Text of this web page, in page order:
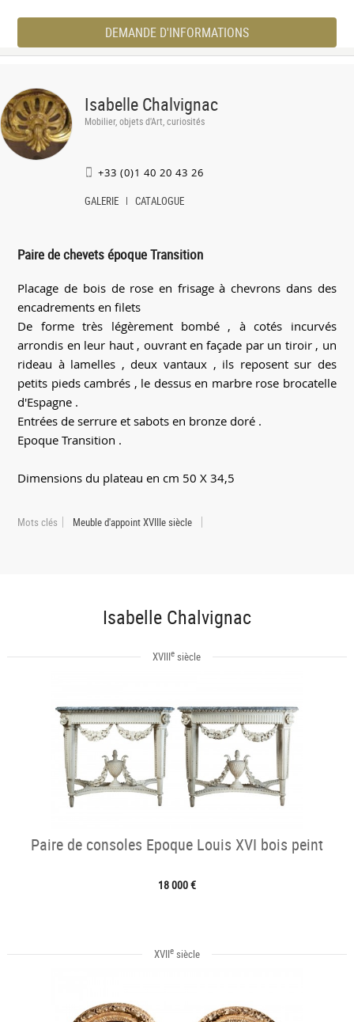
DEMANDE D'INFORMATIONS
Isabelle Chalvignac
Mobilier, objets d'Art, curiosités
+33 (0)1 40 20 43 26
GALERIE CATALOGUE
Paire de chevets époque Transition
Placage de bois de rose en frisage à chevrons dans des
encadrements en filets
De forme très légèrement bombé , à cotés incurvés
arrondis en leur haut , ouvrant en façade par un tiroir , un
rideau à lamelles , deux vantaux , ils reposent sur des
petits pieds cambrés , le dessus en marbre rose brocatelle
d'Espagne .
Entrées de serrure et sabots en bronze doré .
Epoque Transition .
Dimensions du plateau en cm 50 X 34,5
Mots clés Meuble d'appoint XVIIIe siècle
Isabelle Chalvignac
XVIIIe siècle
Paire de consoles Epoque Louis XVI bois peint
18 000 €
XVIIesiècle